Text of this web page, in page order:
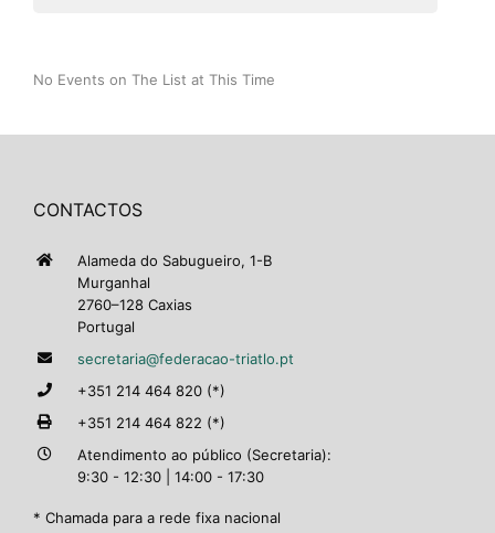
No Events on The List at This Time
CONTACTOS
Alameda do Sabugueiro, 1-B
Murganhal
2760–128 Caxias
Portugal
secretaria@federacao-triatlo.pt
+351 214 464 820 (*)
+351 214 464 822 (*)
Atendimento ao público (Secretaria):
9:30 - 12:30 | 14:00 - 17:30
* Chamada para a rede fixa nacional